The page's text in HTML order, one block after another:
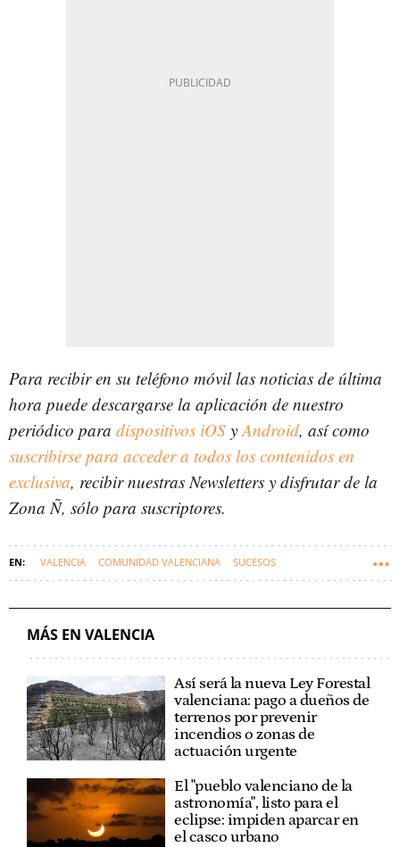
Para recibir en su teléfono móvil las noticias de última
hora puede descargarse la aplicación de nuestro
periódico para dispositivos iOS y Android, así como
suscribirse para acceder a todos los contenidos en
exclusiva, recibir nuestras Newsletters y disfrutar de la
Zona Ñ, sólo para suscriptores.
VALENCIA COMUNIDAD VALENCIANA SUCESOS
MÁS EN VALENCIA
Así será la nueva Ley Forestal
valenciana: pago a dueños de
terrenos por prevenir
incendios o zonas de
actuación urgente
El "pueblo valenciano de la
astronomía", listo para el
eclipse: impiden aparcar en
el casco urbano